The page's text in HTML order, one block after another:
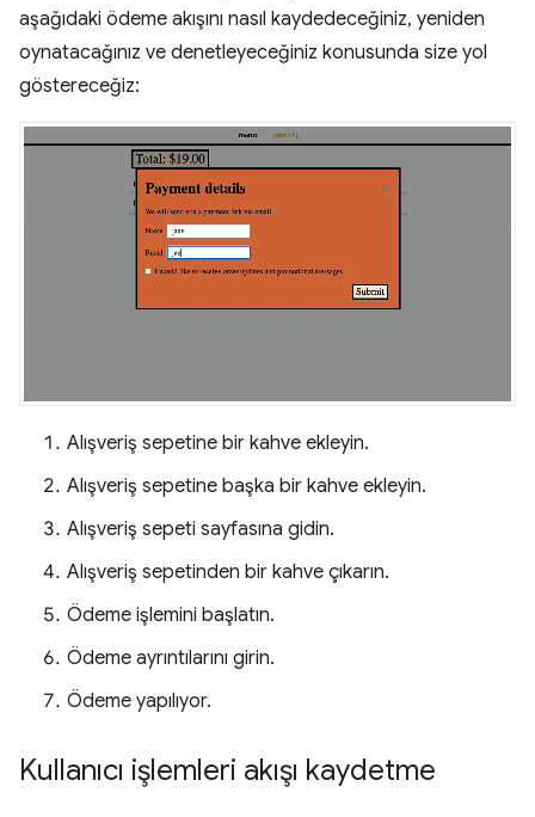
aşağıdaki ödeme akışını nasıl kaydedeceğiniz, yeniden
oynatacağınız ve denetleyeceğiniz konusunda size yol
göstereceğiz:
Alışveriş sepetine bir kahve ekleyin.
Alışveriş sepetine başka bir kahve ekleyin.
Alışveriş sepeti sayfasına gidin.
Alışveriş sepetinden bir kahve çıkarın.
Ödeme işlemini başlatın.
Ödeme ayrıntılarını girin.
Ödeme yapılıyor.
Kullanıcı işlemleri akışı kaydetme